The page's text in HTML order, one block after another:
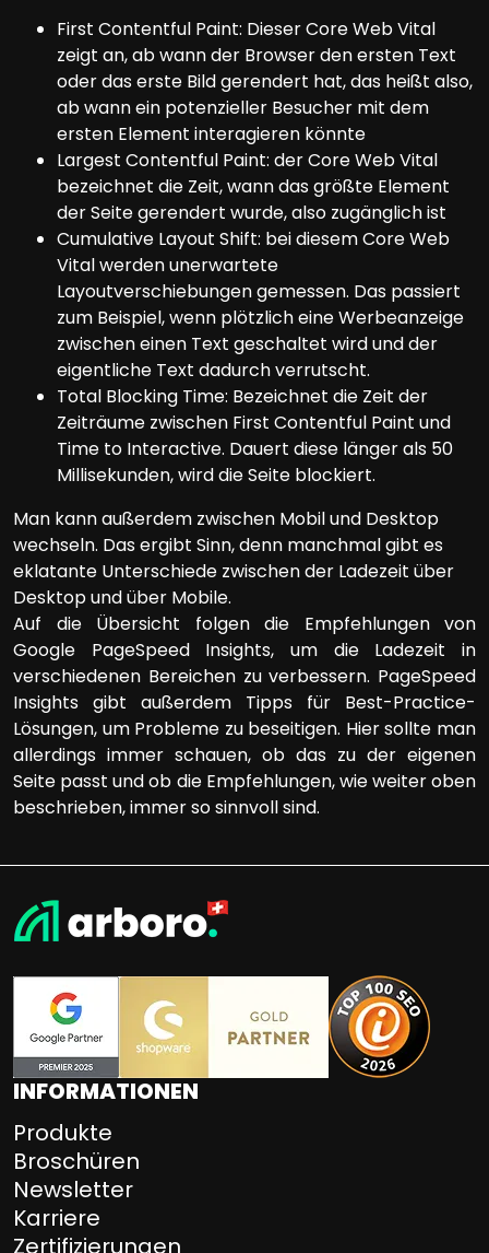
First Contentful Paint: Dieser Core Web Vital
zeigt an, ab wann der Browser den ersten Text
oder das erste Bild gerendert hat, das heißt also,
ab wann ein potenzieller Besucher mit dem
ersten Element interagieren könnte
Largest Contentful Paint: der Core Web Vital
bezeichnet die Zeit, wann das größte Element
der Seite gerendert wurde, also zugänglich ist
Cumulative Layout Shift: bei diesem Core Web
Vital werden unerwartete
Layoutverschiebungen gemessen. Das passiert
zum Beispiel, wenn plötzlich eine Werbeanzeige
zwischen einen Text geschaltet wird und der
eigentliche Text dadurch verrutscht.
Total Blocking Time: Bezeichnet die Zeit der
Zeiträume zwischen First Contentful Paint und
Time to Interactive. Dauert diese länger als 50
Millisekunden, wird die Seite blockiert.
Man kann außerdem zwischen Mobil und Desktop
wechseln. Das ergibt Sinn, denn manchmal gibt es
eklatante Unterschiede zwischen der Ladezeit über
Desktop und über Mobile.
Auf die Übersicht folgen die Empfehlungen von
Google PageSpeed Insights, um die Ladezeit in
verschiedenen Bereichen zu verbessern. PageSpeed
Insights gibt außerdem Tipps für Best-Practice-
Lösungen, um Probleme zu beseitigen. Hier sollte man
allerdings immer schauen, ob das zu der eigenen
Seite passt und ob die Empfehlungen, wie weiter oben
beschrieben, immer so sinnvoll sind.
INFORMATIONEN
Produkte
Broschüren
Newsletter
Karriere